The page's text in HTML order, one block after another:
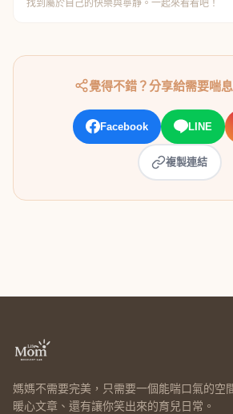
找到屬於自己的快樂與寧靜。一起來看看吧！
覺得不錯？分享給需要喘
Facebook LINE
複製連結
媽媽不需要完美，只需要一個能喘口氣的空
暖心文章、還有讓你笑出來的育兒日常。